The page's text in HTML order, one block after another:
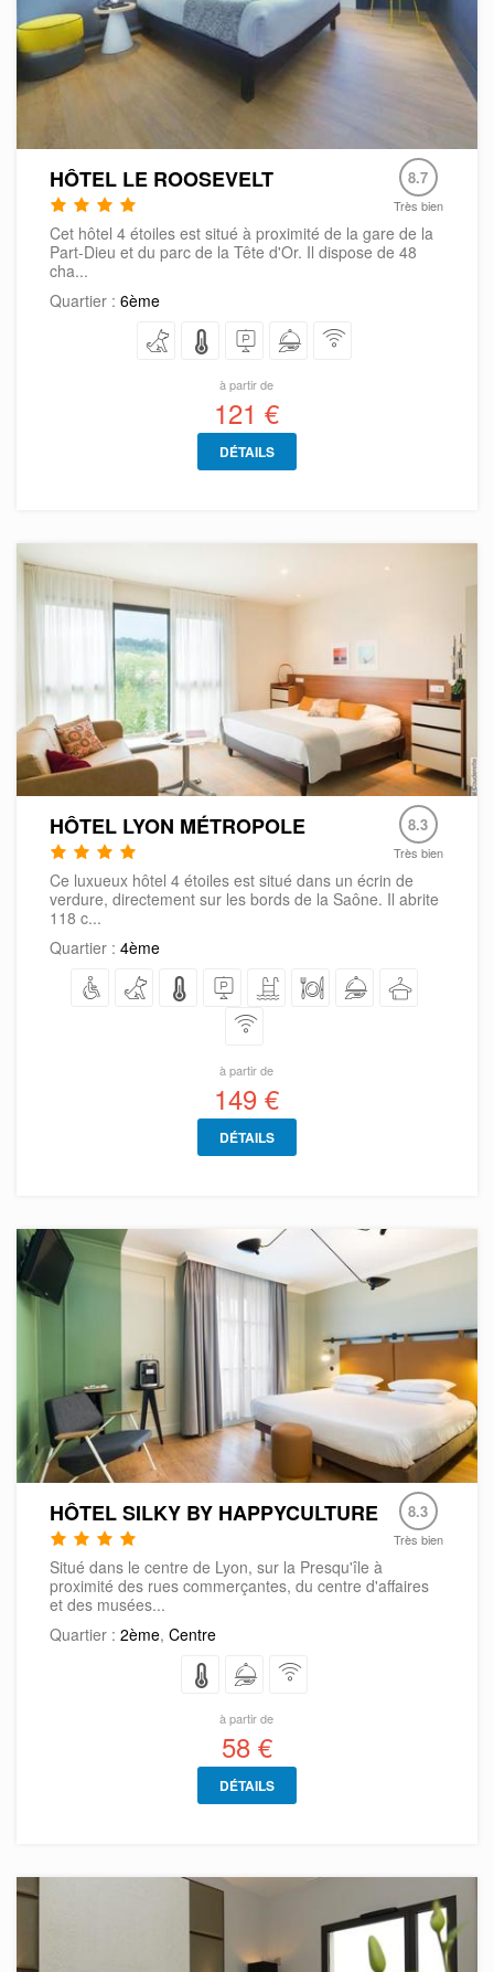
HÔTEL LE ROOSEVELT 8.7
Très bien
Cet hôtel 4 étoiles est situé à proximité de la gare de la
Part-Dieu et du parc de la Tête d'Or. Il dispose de 48
cha...
Quartier : 6ème
à partir de
121 €
DÉTAILS
HÔTEL LYON MÉTROPOLE 8.3
Très bien
Ce luxueux hôtel 4 étoiles est situé dans un écrin de
verdure, directement sur les bords de la Saône. Il abrite
118 c...
Quartier : 4ème
à partir de
149 €
DÉTAILS
HÔTEL SILKY BY HAPPYCULTURE 8.3
Très bien
Situé dans le centre de Lyon, sur la Presqu'île à
proximité des rues commerçantes, du centre d'affaires
et des musées...
Quartier : 2ème, Centre
à partir de
58 €
DÉTAILS